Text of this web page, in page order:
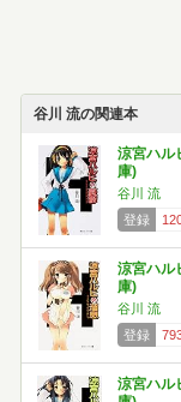
谷川 流の関連本
涼宮ハル
庫)
谷川 流
登録
涼宮ハル
庫)
谷川 流
登録
涼宮ハル